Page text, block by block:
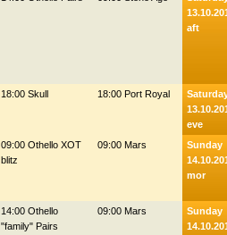
aft
18:00 Skull 18:00 Port Royal
eve
09:00 Othello XOT
blitz
09:00 Mars
Sunday
mor
14:00 Othello
"family" Pairs
09:00 Mars
Sunday